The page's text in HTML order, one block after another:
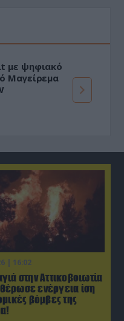
με ψηφιακό
Μαγείρεμα
| 16:02
στην Αττικοβοιωτία
ενέργεια ίση
βόμβες της